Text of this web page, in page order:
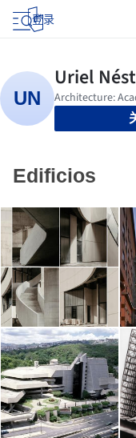
登录
Edificios